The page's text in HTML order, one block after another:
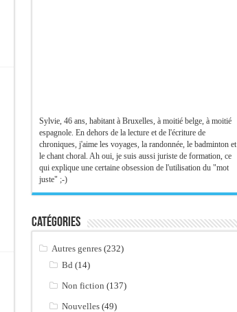
Sylvie, 46 ans, habitant à Bruxelles, à moitié belge, à moitié
espagnole. En dehors de la lecture et de l'écriture de
chroniques, j'aime les voyages, la randonnée, le badminton et
le chant choral. Ah oui, je suis aussi juriste de formation, ce
qui explique une certaine obsession de l'utilisation du "mot
juste" ;-)
Catégories
Autres genres (232)
Bd (14)
Non fiction (137)
Nouvelles (49)